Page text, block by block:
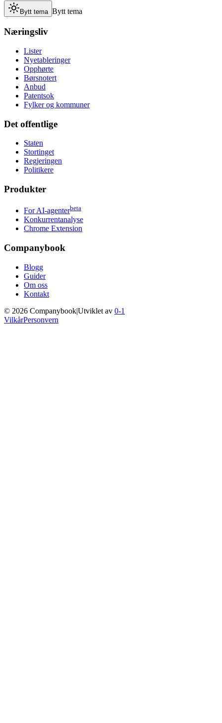
Bytt tema Bytt tema
Næringsliv
Lister
Nyetableringer
Opphørte
Børsnotert
Anbud
Patentsok
Fylker og kommuner
Det offentlige
Staten
Stortinget
Regjeringen
Politikere
Produkter
For AI-agenterbeta
Konkurrentanalyse
Chrome Extension
Companybook
Blogg
Guider
Om oss
Kontakt
© 2026 Companybook|Utviklet av 0-1
VilkårPersonvern